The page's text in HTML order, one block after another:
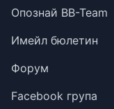
Опознай BB-Team
Имейл бюлетин
Форум
Facebook група